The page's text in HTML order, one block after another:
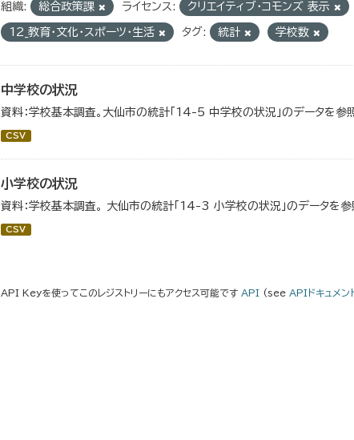
組織: 総合政策課 ライセンス: クリエイティブ・コモンズ 表示
12_教育・文化・スポーツ・生活 タグ: 統計 学校数
中学校の状況
資料：学校基本調査。大仙市の統計「14-5 中学校の状況」のデータを参
CSV
小学校の状況
資料：学校基本調査。 大仙市の統計「14-3 小学校の状況」のデータを参
CSV
API Keyを使ってこのレジストリーにもアクセス可能です API (see APIドキュメン